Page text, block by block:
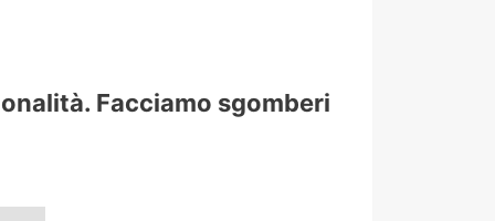
Facciamo sgomberi